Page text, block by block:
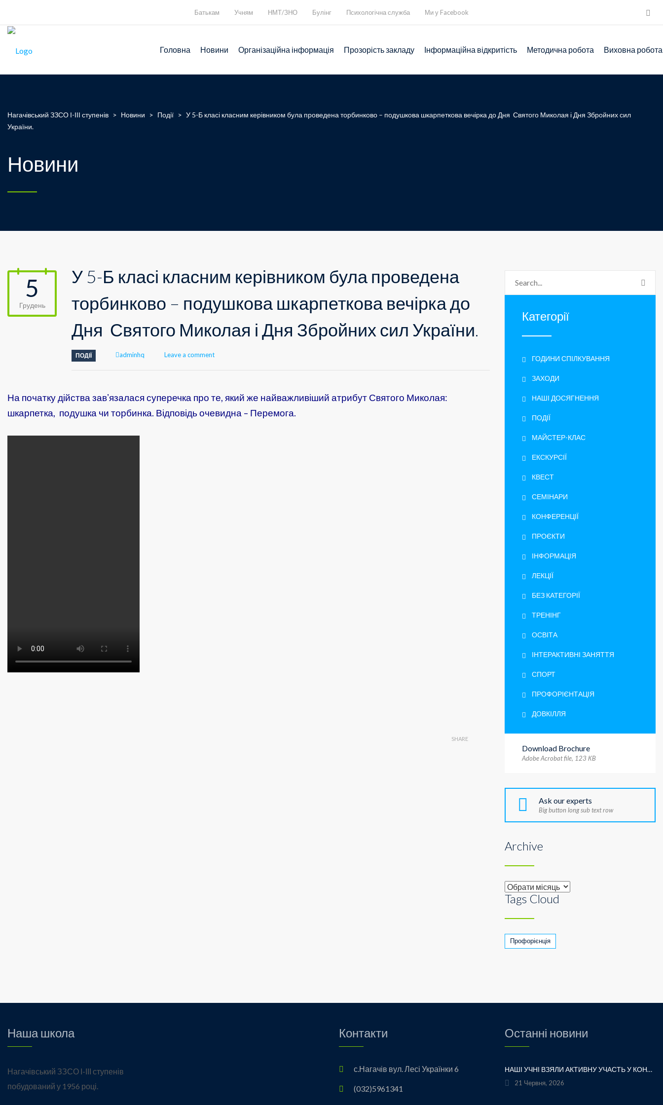
Батькам Учням НМТ/ЗНО Булінг Психологічна служба Ми у Facebook
Головна Новини Організаційна інформація Прозорість закладу Інформаційна відкритість Методична робота Виховна робота
Нагачівський ЗЗСО І-ІІІ ступенів > Новини > Події > У 5-Б класі класним керівником була проведена торбинково – подушкова шкарпеткова вечірка до Дня Святого Миколая і Дня Збройних сил
України.
Новини
5
Грудень
У 5-Б класі класним керівником була проведена
торбинково – подушкова шкарпеткова вечірка до
Дня Святого Миколая і Дня Збройних сил України.
ПОДІЇ Author
adminhq Leave a comment
На початку дійства завʼязалася суперечка про те, який же найважливіший атрибут Святого Миколая:
шкарпетка, подушка чи торбинка. Відповідь очевидна – Перемога.
SHARE
Категорії
ГОДИНИ СПІЛКУВАННЯ
ЗАХОДИ
НАШІ ДОСЯГНЕННЯ
ПОДІЇ
МАЙСТЕР-КЛАС
ЕКСКУРСІЇ
КВЕСТ
СЕМІНАРИ
КОНФЕРЕНЦІЇ
ПРОЄКТИ
ІНФОРМАЦІЯ
ЛЕКЦІЇ
БЕЗ КАТЕГОРІЇ
ТРЕНІНГ
ОСВІТА
ІНТЕРАКТИВНІ ЗАНЯТТЯ
СПОРТ
ПРОФОРІЄНТАЦІЯ
ДОВКІЛЛЯ
Download Brochure
Adobe Acrobat file, 123 КB
Ask our experts
Big button long sub text row
Archive
Archive
Tags Cloud
Профорієнція
Наша школа
Нагачівський ЗЗСО І-ІІІ ступенів
побудований у 1956 році.
Контакти
с.Нагачів вул. Лесі Українки 6
(032)5961341
Останні новини
НАШІ УЧНІ ВЗЯЛИ АКТИВНУ УЧАСТЬ У КОНКУРСІ ТВОРЧОСТІ ЛЕСІ УКРАЇНКИ «ХТО ЛЮБИТЬ УКРАЇНСЬКЕ СЛОВО» ТА БУЛИ ВІДЗНАЧЕНІ ПОДЯКАМИ ЗА СВОЮ СТАРАННІСТЬ, ТВОРЧІСТЬ І ЛЮБОВ ДО РІДНОГО СЛОВА.УРОЧИСТЕ ВРУЧЕННЯ НАГОРОД ВІДБУЛОСЯ ПІД ЧАС ФЕСТИВАЛЮ «УКРАЇНКА FEST» НА МАЛЬОВНИЧОМУ БЕРЕЗІ ЯВОРІВСЬКОГО МОРЯ. ЦЕ БУЛА ЧУДОВА НАГОДА ЩЕ РАЗ ДОТОРКНУТИСЯ ДО ТВОРЧОЇ СПАДЩИНИ ВЕЛИКОЇ УКРАЇНСЬКОЇ ПОЕТЕСИ, ВІДЧУТИ СИЛУ УКРАЇНСЬКОГО СЛОВА ТА ГОРДІСТЬ ЗА НАШИХ ТАЛАНОВИТИХ ДІТЕЙ.ВІТАЄМО УЧАСНИКІВ І БАЖАЄМО ЇМ НОВИХ ТВОРЧИХ ЗВЕРШЕНЬ!«НІ! Я ЖИВА! Я БУДУ ВІЧНО ЖИТИ! Я В СЕРЦІ МАЮ ТЕ, ЩО НЕ ВМИРАЄ». — ЛЕСЯ УКРАЇНКА
21 Червня, 2026